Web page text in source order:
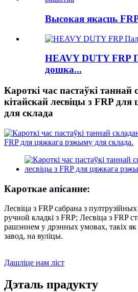
Высокая якасць
HEAVY DUTY FRP
дошка...
Кароткі час пастаўкі таннай
кітайскай лесвіцы з FRP
для склада
Кароткае апісанне:
Лесвіца з FRP сабрана з
ручной кладкі з FRP; Лесвіца з FRP
рашэннем у дрэнных умовах, такіх як
завод, на вуліцы.
Дашліце нам ліст
Дэталь прадукту